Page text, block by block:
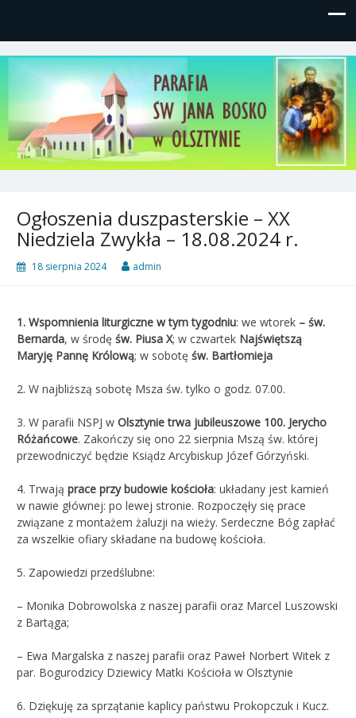
Parafia św, Jana Bosko w
Olsztynie
Gutkowo, ul. Żółkiewskiego 1
Ogłoszenia duszpasterskie – XX
Niedziela Zwykła – 18.08.2024 r.
18 sierpnia 2024 admin
1. Wspomnienia liturgiczne w tym tygodniu: we wtorek – św.
Bernarda, w środę św. Piusa X; w czwartek Najświętszą
Maryję Pannę Królową; w sobotę św. Bartłomieja
2. W najbliższą sobotę Msza św. tylko o godz. 07.00.
3. W parafii NSPJ w Olsztynie trwa jubileuszowe 100. Jerycho
Różańcowe. Zakończy się ono 22 sierpnia Mszą św. której
przewodniczyć będzie Ksiądz Arcybiskup Józef Górzyński.
4. Trwają prace przy budowie kościoła: układany jest kamień
w nawie głównej: po lewej stronie. Rozpoczęły się prace
związane z montażem żaluzji na wieży. Serdeczne Bóg zapłać
za wszelkie ofiary składane na budowę kościoła.
5. Zapowiedzi przedślubne:
– Monika Dobrowolska z naszej parafii oraz Marcel Luszowski
z Bartąga;
– Ewa Margalska z naszej parafii oraz Paweł Norbert Witek z
par. Bogurodzicy Dziewicy Matki Kościoła w Olsztynie
6. Dziękuję za sprzątanie kaplicy państwu Prokopczuk i Kucz.